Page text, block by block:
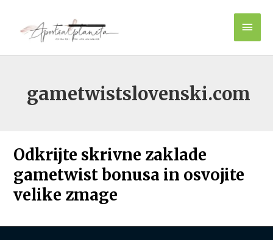
contenido
gametwistslovenski.com
Odkrijte skrivne zaklade
gametwist bonusa in osvojite
velike zmage